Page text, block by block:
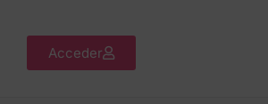
Acceder